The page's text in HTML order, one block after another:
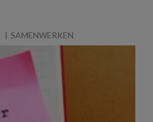
SAMENWERKEN